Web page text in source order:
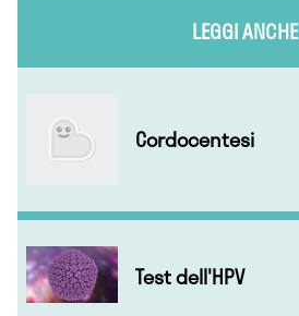
LEGGI ANCHE
Cordocentesi
Test dell'HPV